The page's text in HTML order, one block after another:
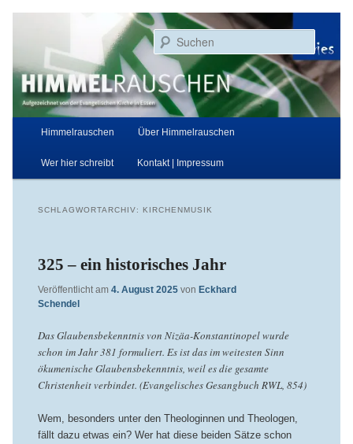
Himmelrauschen
Aufgezeichnet von der Evangelischen Kirche in Essen
Hauptmenü
Himmelrauschen Über Himmelrauschen
Wer hier schreibt Kontakt | Impressum
SCHLAGWORTARCHIV: KIRCHENMUSIK
325 – ein historisches Jahr
Veröffentlicht am 4. August 2025 von Eckhard
Schendel
Das Glaubensbekenntnis von Nizäa-Konstantinopel wurde
schon im Jahr 381 formuliert. Es ist das im weitesten Sinn
ökumenische Glaubensbekenntnis, weil es die gesamte
Christenheit verbindet. (Evangelisches Gesangbuch RWL, 854)
Wem, besonders unter den Theologinnen und Theologen,
fällt dazu etwas ein? Wer hat diese beiden Sätze schon